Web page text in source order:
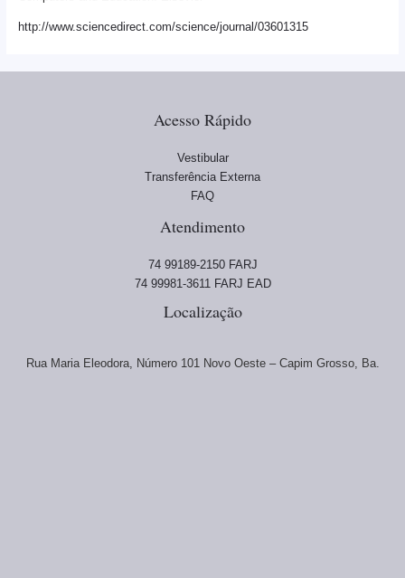
http://www.sciencedirect.com/science/journal/03601315
Acesso Rápido
Vestibular
Transferência Externa
FAQ
Atendimento
74 99189-2150 FARJ
74 99981-3611 FARJ EAD
Localização
Rua Maria Eleodora, Número 101 Novo Oeste – Capim Grosso, Ba.